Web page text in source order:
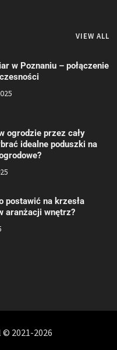
VIEW ALL
w Poznaniu – połączenie
ogrodzie przez cały
idealne poduszki na
postawić na krzesła
aranżacji wnętrz?
2021-2026